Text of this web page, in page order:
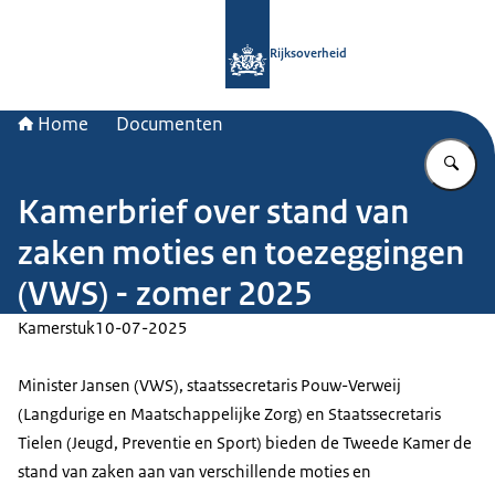
Rijksoverheid
Home Documenten
Kamerbrief over stand van
zaken moties en toezeggingen
(VWS) - zomer 2025
Kamerstuk10-07-2025
Minister Jansen (VWS), staatssecretaris Pouw-Verweij
(Langdurige en Maatschappelijke Zorg) en Staatssecretaris
Tielen (Jeugd, Preventie en Sport) bieden de Tweede Kamer de
stand van zaken aan van verschillende moties en